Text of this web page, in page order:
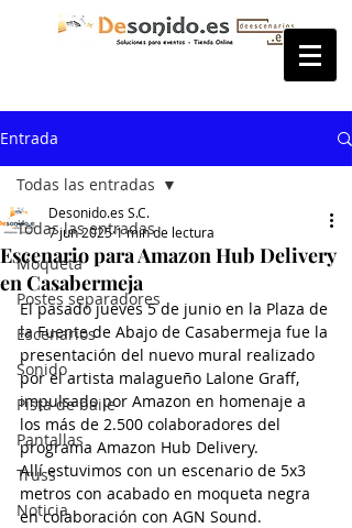
Entrada
Todas las entradas
Moqueta
Postes separadores
Escenarios
Sonido
Pista de baile
Pantallas
Truss
Noticia
Todas las entradas
Escenario para Amazon Hub Delivery
en Casabermeja
Desonido.es S.C.
7 jun 20251 min de lectura
El pasado jueves 5 de junio en la Plaza de
la Fuente de Abajo de Casabermeja fue la
presentación del nuevo mural realizado
por el artista malagueño Lalone Graff,
impulsado por Amazon en homenaje a
los más de 2.500 colaboradores del
programa Amazon Hub Delivery.
Allí estuvimos con un escenario de 5x3
metros con acabado en moqueta negra
en colaboración con AGN Sound.